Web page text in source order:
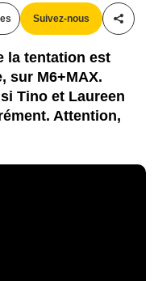
Suivez-nous
la tentation est
sur M6+MAX.
Tino et Laureen
Attention,